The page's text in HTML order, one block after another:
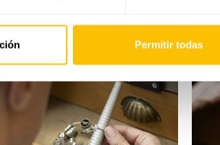
Permitir todas
tallas